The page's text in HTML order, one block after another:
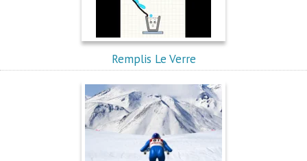
Remplis Le Verre